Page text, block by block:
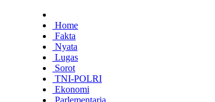
Home
Fakta
Nyata
Lugas
Sorot
TNI-POLRI
Ekonomi
Parlementaria